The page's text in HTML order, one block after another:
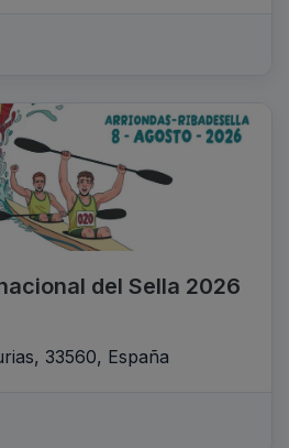
del Sella 2026
33560, España